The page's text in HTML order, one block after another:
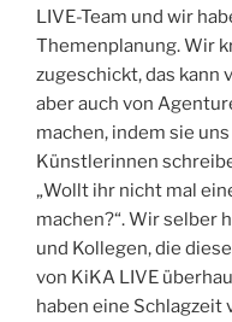
LIVE-Team und wir
Themenplanung. Wir
zugeschickt, das kann
aber auch von
machen, indem sie
Künstlerinnen
„Wollt ihr nicht mal
machen?“. Wir selber
und Kollegen, die
von KiKA LIVE
haben eine Schlagzeit